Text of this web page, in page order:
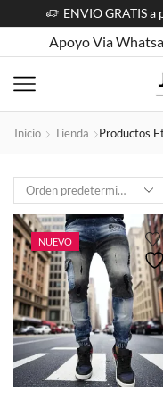
ENVIO GRATIS
Apoyo Via
Inicio Tienda Productos
NUEVO